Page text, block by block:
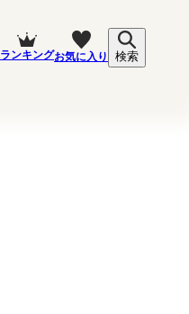
ランキングお気に入り 検索